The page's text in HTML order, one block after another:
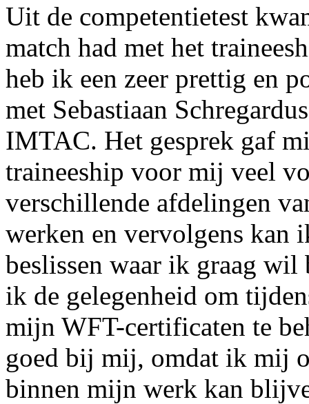
Uit de competentietest
match had met het
heb ik een zeer prettig en
met Sebastiaan
IMTAC. Het gesprek gaf
traineeship voor mij veel
verschillende afdelingen
werken en vervolgens kan
beslissen waar ik graag
ik de gelegenheid om
mijn WFT-certificaten te
goed bij mij, omdat ik mij
binnen mijn werk kan